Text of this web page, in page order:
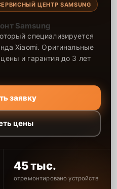
ЦЕНТР SAMSUNG
Samsung
специализируется
Xiaomi. Оригинальные
и гарантия до 3 лет
заявку
цены
45 тыс.
отремонтировано устройств